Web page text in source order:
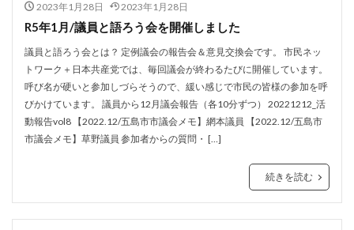
2023年1月28日 2023年1月28日
R5年1月/議員と語ろう会を開催しました
議員と語ろう会とは？ 定例議会の報告会＆意見交換会です。 市民ネッ
トワーク＋日本共産党では、毎回議会が終わるたびに開催しています。
呼び名が硬いと参加しづらそうので、緩い感じで市民の皆様の参加を呼
びかけています。 議員から12月議会報告（各10分ずつ） 20221212_活
動報告vol8 【2022.12/五島市市議会メモ】網本議員 【2022.12/五島市
市議会メモ】草野議員 参加者からの質問・ […]
続きを読む